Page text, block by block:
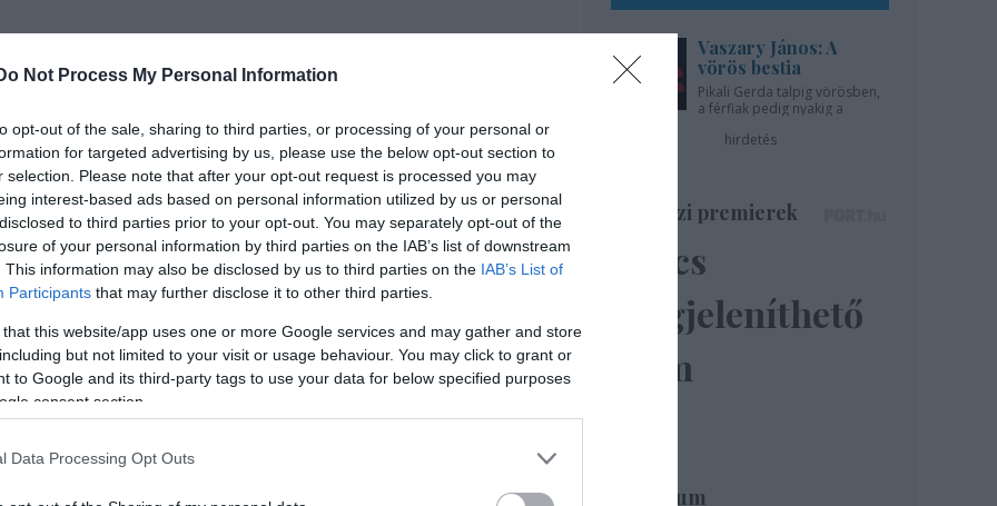
Not Process My Personal Information
opt-out of the sale, sharing to third parties, or processing of your personal or
for targeted advertising by us, please use the below opt-out section to
selection. Please note that after your opt-out request is processed you may
interest-based ads based on personal information utilized by us or personal
to third parties prior to your opt-out. You may separately opt-out of the
of your personal information by third parties on the IAB’s list of downstream
This information may also be disclosed by us to third parties on the IAB’s List of
Participants that may further disclose it to other third parties.
that this website/app uses one or more Google services and may gather and store
but not limited to your visit or usage behaviour. You may click to grant or
to Google and its third-party tags to use your data for below specified purposes
consent section.
Data Processing Opt Outs
lép fel, a klasszikus és könnyűzenei darabok
hang- és fénytechnika mellett szólalnak meg.
Vaszary János: A
vörös bestia
Pikali Gerda talpig vörösben,
a férfiak pedig nyakig a
hirdetés
Színházi premierek
Nincs
megjeleníthető
elem
Archívum